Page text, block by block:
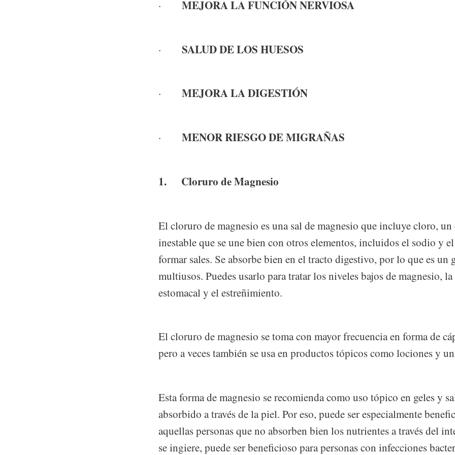
· MEJORA LA FUNCIÓN NERVIOSA
· SALUD DE LOS HUESOS
· MEJORA LA DIGESTIÓN
· MENOR RIESGO DE MIGRAÑAS
1. Cloruro de Magnesio
El cloruro de magnesio es una sal de magnesio que incluye cloro, un
inestable que se une bien con otros elementos, incluidos el sodio y
formar sales. Se absorbe bien en el tracto digestivo, por lo que es un
multiusos. Puedes usarlo para tratar los niveles bajos de magnesio,
estomacal y el estreñimiento.
El cloruro de magnesio se toma con mayor frecuencia en forma de
pero a veces también se usa en productos tópicos como lociones y
Esta forma de magnesio se recomienda como uso tópico en geles y
absorbido a través de la piel. Por eso, puede ser especialmente
aquellas personas que no absorben bien los nutrientes a través del
se ingiere, puede ser beneficioso para personas con infecciones